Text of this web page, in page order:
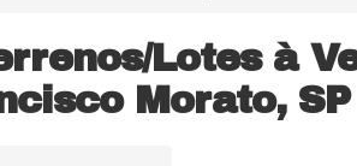
Lotes à
Morato, SP